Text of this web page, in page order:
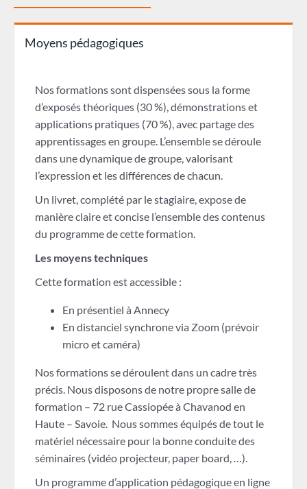
Moyens pédagogiques
Nos formations sont dispensées sous la forme
d’exposés théoriques (30 %), démonstrations et
applications pratiques (70 %), avec partage des
apprentissages en groupe. L’ensemble se déroule
dans une dynamique de groupe, valorisant
l’expression et les différences de chacun.
Un livret, complété par le stagiaire, expose de
manière claire et concise l’ensemble des contenus
du programme de cette formation.
Les moyens techniques
Cette formation est accessible :
En présentiel à Annecy
En distanciel synchrone via Zoom (prévoir
micro et caméra)
Nos formations se déroulent dans un cadre très
précis. Nous disposons de notre propre salle de
formation – 72 rue Cassiopée à Chavanod en
Haute – Savoie. Nous sommes équipés de tout le
matériel nécessaire pour la bonne conduite des
séminaires (vidéo projecteur, paper board, …).
Un programme d’application pédagogique en ligne